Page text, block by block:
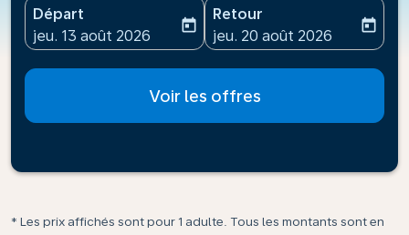
Départ
fc-booking-departure-date-aria-label
jeu. 13 août 2026
today
Retour
fc-booking-return-date-
jeu. 20 août 2026
today
Voir les offres
* Les prix affichés sont pour 1 adulte. Tous les montants sont en